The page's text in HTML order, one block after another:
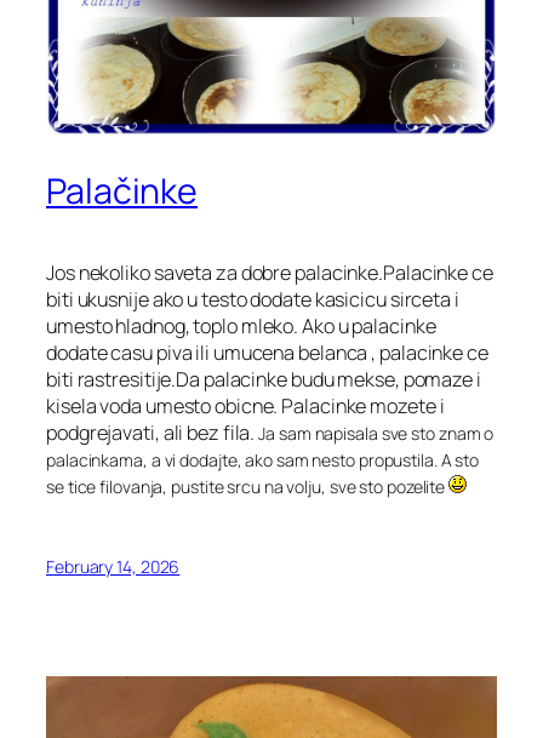
Palačinke
Jos nekoliko saveta za dobre palacinke.Palacinke ce
biti ukusnije ako u testo dodate kasicicu sirceta i
umesto hladnog, toplo mleko. Ako u palacinke
dodate casu piva ili umucena belanca , palacinke ce
biti rastresitije.Da palacinke budu mekse, pomaze i
kisela voda umesto obicne. Palacinke mozete i
podgrejavati, ali bez fila.Ja sam napisala sve sto znam o
palacinkama, a vi dodajte, ako sam nesto propustila. A sto
se tice filovanja, pustite srcu na volju, sve sto pozelite
February 14, 2026